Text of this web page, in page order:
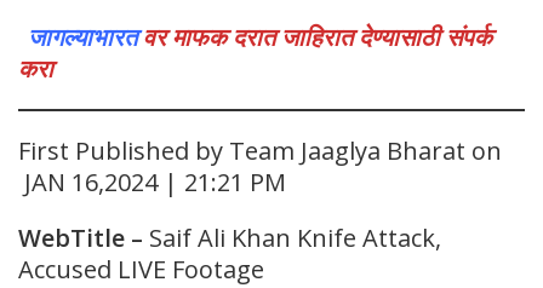
जागल्याभारतवर माफक दरात जाहिरात देण्यासाठी संपर्क
करा
First Published by Team Jaaglya Bharat on
JAN 16,2024 | 21:21 PM
WebTitle – Saif Ali Khan Knife Attack,
Accused LIVE Footage